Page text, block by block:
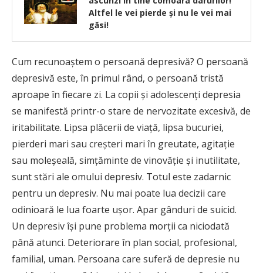
Altfel le vei pierde şi nu le vei mai
găsi!
Cum recunoaştem o persoană depresivă? O persoană
depresivă este, în primul rând, o persoană tristă
aproape în fiecare zi. La copii şi adolescenţi depresia
se manifestă printr-o stare de nervozitate excesivă, de
iritabilitate. Lipsa plăcerii de viaţă, lipsa bucuriei,
pierderi mari sau creşteri mari în greutate, agitaţie
sau moleşeală, simţăminte de vinovăţie şi inutilitate,
sunt stări ale omului depresiv. Totul este zadarnic
pentru un depresiv. Nu mai poate lua decizii care
odinioară le lua foarte uşor. Apar gânduri de suicid.
Un depresiv îşi pune problema morţii ca niciodată
până atunci. Deteriorare în plan social, profesional,
familial, uman. Persoana care suferă de depresie nu